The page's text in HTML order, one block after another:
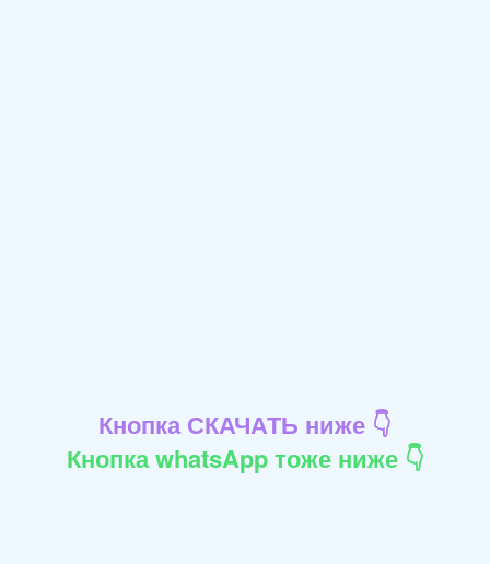
Кнопка СКАЧАТЬ ниже 👇
Кнопка whatsApp тоже ниже 👇